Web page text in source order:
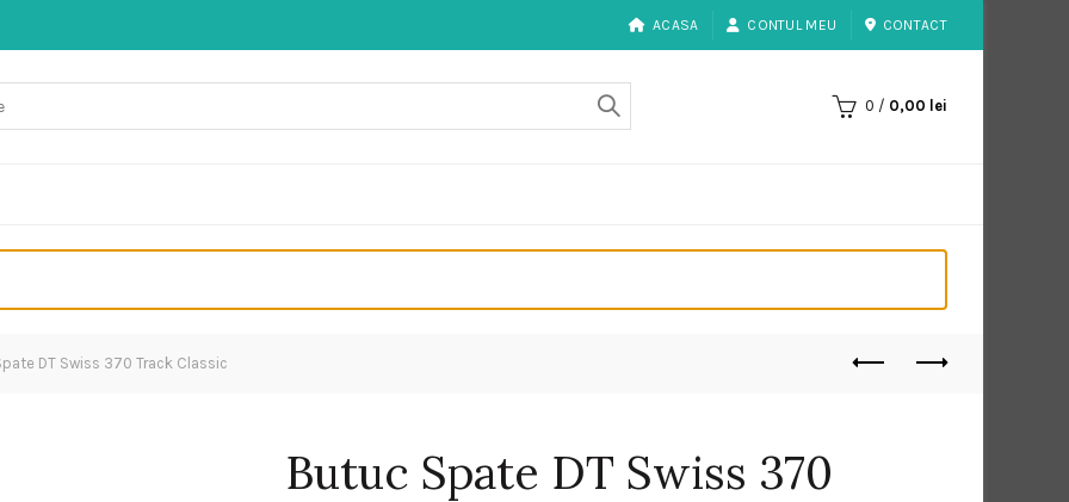
ACASA CONTUL MEU CONTACT
0 / 0,00 lei
DT Swiss 370 Track Classic
Butuc Spate DT Swiss 370